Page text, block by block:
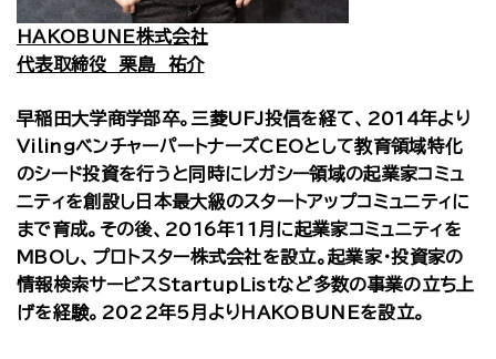
HAKOBUNE株式会社
代表取締役 栗島 祐介
早稲田大学商学部卒。三菱UFJ投信を経て、2014年より
VilingベンチャーパートナーズCEOとして教育領域特化
のシード投資を行うと同時にレガシー領域の起業家コミュ
ニティを創設し日本最大級のスタートアップコミュニティに
まで育成。その後、2016年11月に起業家コミュニティを
MBOし、プロトスター株式会社を設立。起業家・投資家の
情報検索サービスStartupListなど多数の事業の立ち上
げを経験。2022年5月よりHAKOBUNEを設立。